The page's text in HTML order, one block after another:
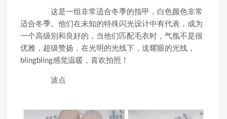
这是一组非常适合冬季的指甲，白色颜色非常
适合冬季。他们在未知的特殊闪光设计中有代表，成为
一个高级别和良好的，当他们匹配毛衣时，气氛不是很
优雅，超级赞扬，在光明的光线下，送耀眼的光线，
blingbling感觉温暖，喜欢拍照！
波点